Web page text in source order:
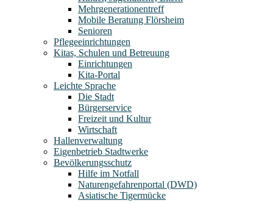
Mehrgenerationentreff
Mobile Beratung Flörsheim
Senioren
Pflegeeinrichtungen
Kitas, Schulen und Betreuung
Einrichtungen
Kita-Portal
Leichte Sprache
Die Stadt
Bürgerservice
Freizeit und Kultur
Wirtschaft
Hallenverwaltung
Eigenbetrieb Stadtwerke
Bevölkerungsschutz
Hilfe im Notfall
Naturengefahrenportal (DWD)
Asiatische Tigermücke